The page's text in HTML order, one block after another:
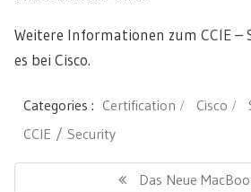
Weitere Informationen zum CCIE –
es bei Cisco.
Categories : Certification Cisco
CCIE
Security
Previous
Das Neue